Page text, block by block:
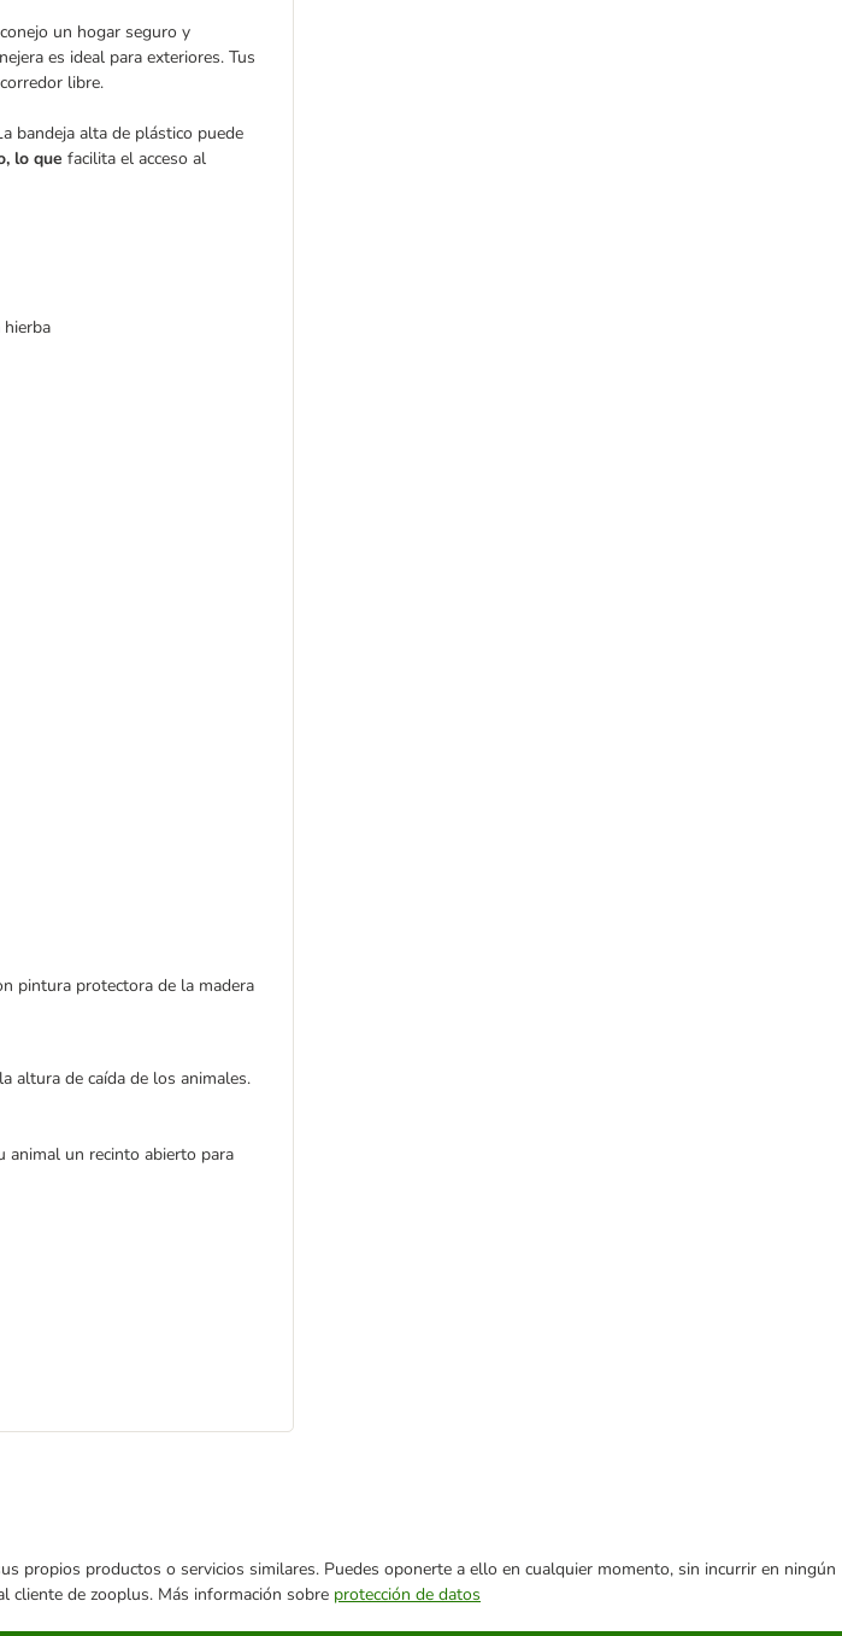
un hogar seguro y
es ideal para exteriores. Tus
libre.
bandeja alta de plástico puede
lo que facilita el acceso al
pintura protectora de la madera
altura de caída de los animales.
animal un recinto abierto para
propios productos o servicios similares. Puedes oponerte a ello en cualquier momento, sin incurrir en ningún
cliente de zooplus. Más información sobre protección de datos